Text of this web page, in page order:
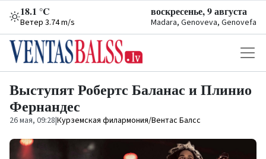
18.1 °C
Ветер 3.74 m/s
воскресенье, 9 августа
Madara, Genoveva, Genovefa
Выступят Робертс Баланас и Плинио
Фернандес
26 мая, 09:28|Курземская филармония/Вентас Балсс